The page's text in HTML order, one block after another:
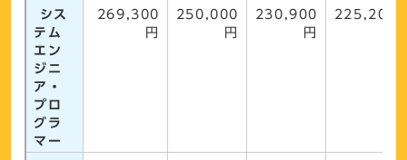
シス
テム
エン
ジニ
ア・
プロ
グラ
マー
269,300
円
250,000
円
230,900
円
225,200